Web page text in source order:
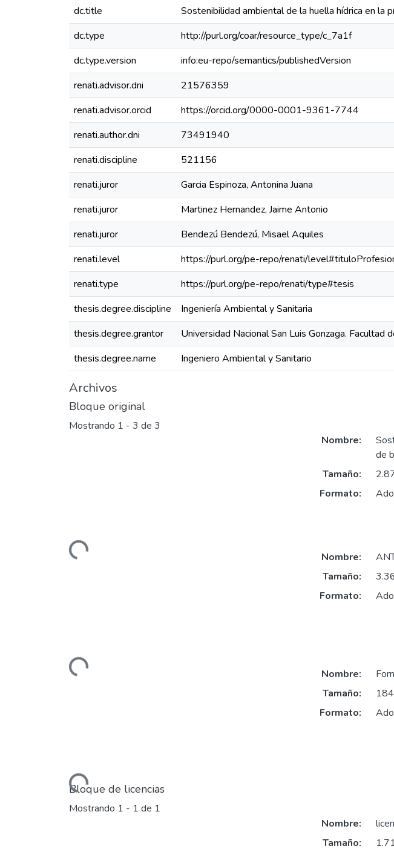
dc.title
Sostenibilidad ambiental de la huella hídrica en la
dc.type
http://purl.org/coar/resource_type/c_7a1f
dc.type.version
info:eu-repo/semantics/publishedVersion
renati.advisor.dni
21576359
renati.advisor.orcid
https://orcid.org/0000-0001-9361-7744
renati.author.dni
73491940
renati.discipline
521156
renati.juror
Garcia Espinoza, Antonina Juana
renati.juror
Martinez Hernandez, Jaime Antonio
renati.juror
Bendezú Bendezú, Misael Aquiles
renati.level
https://purl.org/pe-repo/renati/
renati.type
https://purl.org/pe-repo/renati/type#tesis
thesis.degree.discipline
Ingeniería Ambiental y Sanitaria
thesis.degree.grantor
Universidad Nacional San Luis Gonzaga. Facultad
thesis.degree.name
Ingeniero Ambiental y Sanitario
Archivos
Bloque original
Mostrando 1 - 3 de 3
Cargando...
Nombre:
de
Tamaño:
Formato:
Cargando...
Nombre:
Tamaño:
Formato:
Cargando...
Nombre:
Tamaño:
Formato:
Bloque de licencias
Mostrando 1 - 1 de 1
Nombre:
Tamaño: